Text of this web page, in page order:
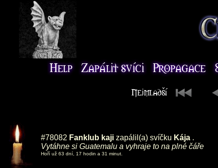
#78082 Fanklub kaji zapálil(a) svíčku Kája .
Vytáhne si Guatemalu a vyhraje to na plné čáře
Hoří už 63 dní, 17 hodin a 31 minut.